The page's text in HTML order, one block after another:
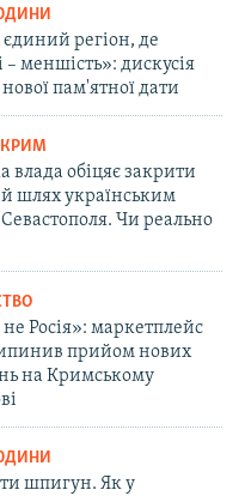
регіон, де
– меншість»: дискусія
пам'ятної дати
КРИМ
влада обіцяє закрити
шлях українським
Чи реально
Росія»: маркетплейс
прийом нових
на Кримському
шпигун. Як у